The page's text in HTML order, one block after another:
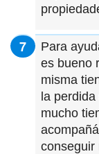
Para
es bueno
misma
la
mucho
conseguir